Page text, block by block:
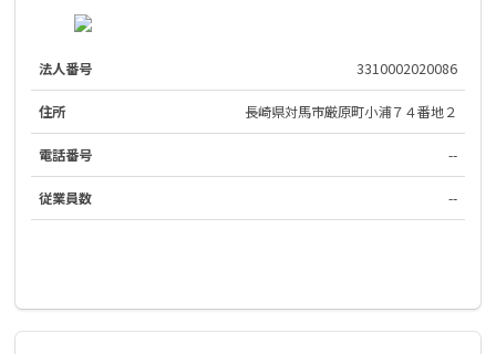
法人番号 3310002020086
住所 長崎県対馬市厳原町小浦７４番地２
電話番号 --
従業員数 --